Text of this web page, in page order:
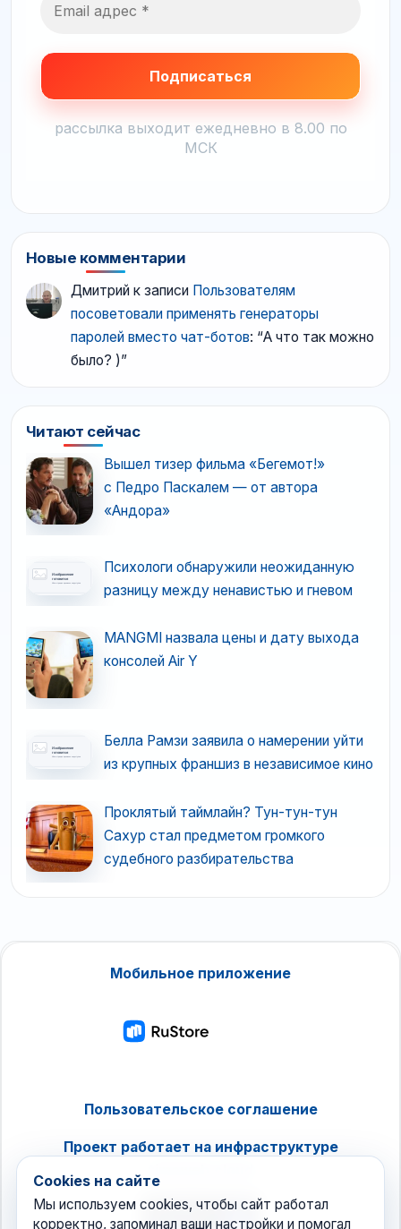
рассылка выходит ежедневно в 8.00 по
МСК
Новые комментарии
Дмитрий к записи Пользователям
посоветовали применять генераторы
паролей вместо чат-ботов: “А что так можно
было? )”
Читают сейчас
Вышел тизер фильма «Бегемот!»
с Педро Паскалем — от автора
«Андора»
Психологи обнаружили неожиданную
разницу между ненавистью и гневом
MANGMI назвала цены и дату выхода
консолей Air Y
Белла Рамзи заявила о намерении уйти
из крупных франшиз в независимое кино
Проклятый таймлайн? Тун-тун-тун
Сахур стал предметом громкого
судебного разбирательства
Мобильное приложение
Пользовательское соглашение
Проект работает на инфраструктуре
Cookies на сайте
Мы используем cookies, чтобы сайт работал
корректно, запоминал ваши настройки и помогал